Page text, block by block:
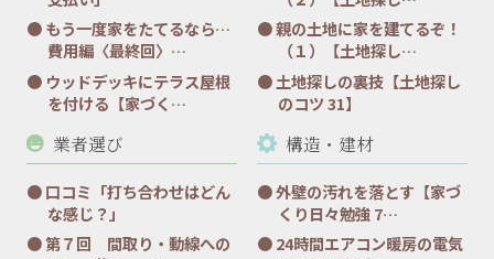
もう一度家をたてるなら…
費用編〈最終回〉…
ウッドデッキにテラス屋根
を付ける【家づく…
親の土地に家を建てるぞ！
（１）【土地探し…
土地探しの裏技【土地探し
のコツ 31】
業者選び
口コミ「打ち合わせはどん
な感じ？」
第７回 間取り・動線への
構造・建材
外壁の汚れを落とす【家づ
くり日々勉強 7…
24時間エアコン暖房の電気